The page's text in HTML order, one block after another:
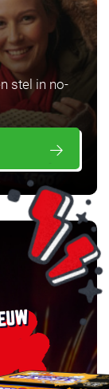
stel in no-